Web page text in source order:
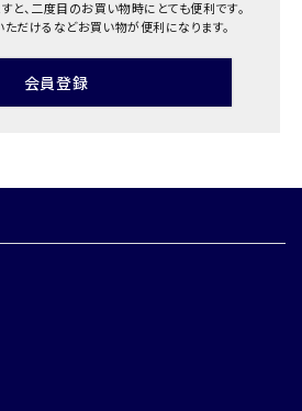
と、二度目のお買い物時にとても便利です。
だけるなどお買い物が便利になります。
会員登録